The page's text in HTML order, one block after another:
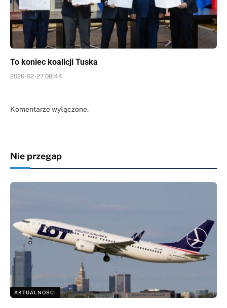
To koniec koalicji Tuska
2026-02-27 08:44
Komentarze wyłączone.
Nie przegap
AKTUALNOŚCI